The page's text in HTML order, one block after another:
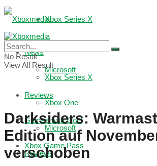
Xbox Series X
Microsoft
Reviews
Games with Gold
Xbox Game Pass
News
Xbox Series X
Xbox One
Microsoft
Reviews
No Result
View All Result
Darksiders:
Edition auf
verschoben